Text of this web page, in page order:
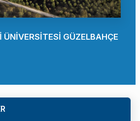
ÜNİVERSİTESİ GÜZELBAHÇE